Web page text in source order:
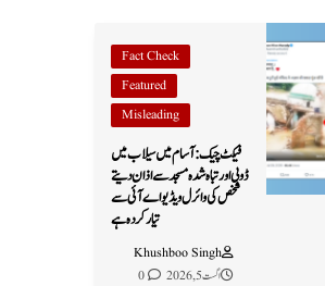
Fact Check
Featured
Misleading
فیکٹ چیک: آسام میں سیلاب میں
ڈوبی اور تباہ شدہ مسجد سے اذان دیتے
شخص کی وائرل ویڈیو اے آئی سے
تیار کردہ ہے
Khushboo Singh
اگست 5, 2026
0